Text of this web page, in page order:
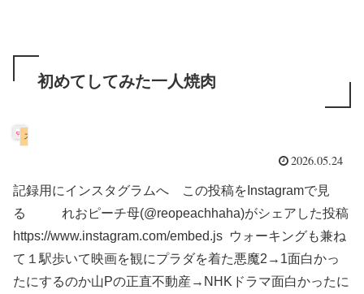
初めてしてみた一人焼肉
2026.05.24
記録用にインスタグラムへ この投稿をInstagramで見
る れおピーチ母(@reopeachhaha)がシェアした投稿
https://www.instagram.com/embed.js ウォーキングも兼ね
て１駅歩いて映画を観にプラダを着た悪魔2→1面白かっ
たにするのか山Pの正直不動産→NHKドラマ面白かったに